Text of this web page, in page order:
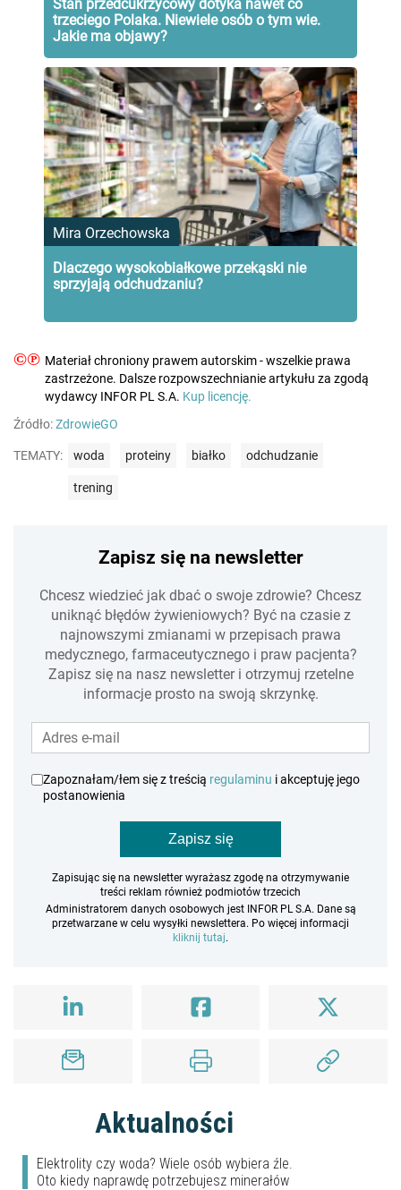
Stan przedcukrzycowy dotyka nawet co
trzeciego Polaka. Niewiele osób o tym wie.
Jakie ma objawy?
Mira Orzechowska
Dlaczego wysokobiałkowe przekąski nie
sprzyjają odchudzaniu?
©℗ Materiał chroniony prawem autorskim - wszelkie prawa
zastrzeżone. Dalsze rozpowszechnianie artykułu za zgodą
wydawcy INFOR PL S.A. Kup licencję.
Źródło:ZdrowieGO
TEMATY: woda proteiny białko odchudzanie
trening
Zapisz się na newsletter
Chcesz wiedzieć jak dbać o swoje zdrowie? Chcesz
uniknąć błędów żywieniowych? Być na czasie z
najnowszymi zmianami w przepisach prawa
medycznego, farmaceutycznego i praw pacjenta?
Zapisz się na nasz newsletter i otrzymuj rzetelne
informacje prosto na swoją skrzynkę.
Zapoznałam/łem się z treścią regulaminu i akceptuję jego
postanowienia
Zapisz się
Zapisując się na newsletter wyrażasz zgodę na otrzymywanie
treści reklam również podmiotów trzecich
Administratorem danych osobowych jest INFOR PL S.A. Dane są
przetwarzane w celu wysyłki newslettera. Po więcej informacji
kliknij tutaj.
Aktualności
Elektrolity czy woda? Wiele osób wybiera źle.
Oto kiedy naprawdę potrzebujesz minerałów